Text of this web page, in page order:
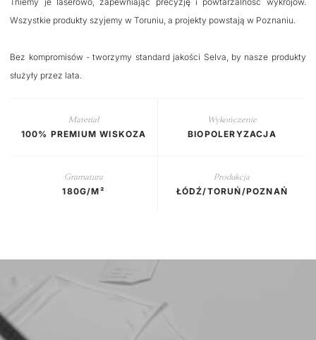
Wszystkie produkty szyjemy w Toruniu, a projekty powstają w Poznaniu.
Bez kompromisów - tworzymy standard jakości Selva, by nasze produkty
służyły przez lata.
Materiał
100% PREMIUM WISKOZA
Wykończenie
BIOPOLERYZACJA
Gramatura
180G/M²
Produkcja
ŁÓDŹ/TORUŃ/POZNAŃ